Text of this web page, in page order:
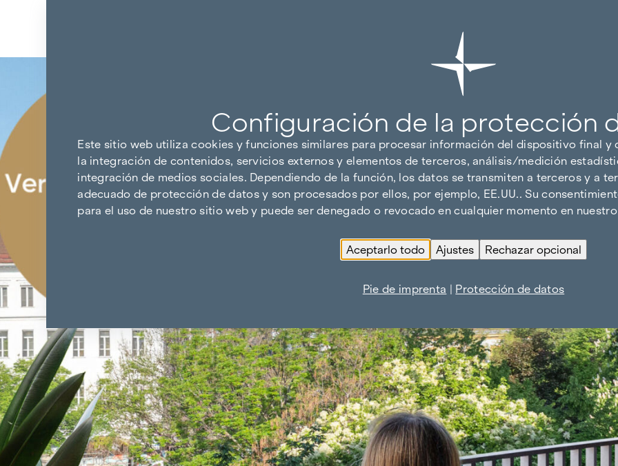
Volver a los resultados
Configuración de la protección
Este sitio web utiliza cookies y funciones similares para procesar información del dispositivo final y
la integración de contenidos, servicios externos y elementos de terceros, análisis/medición
integración de medios sociales. Dependiendo de la función, los datos se transmiten a terceros y a
adecuado de protección de datos y son procesados por ellos, por ejemplo, EE.UU.. Su
para el uso de nuestro sitio web y puede ser denegado o revocado en cualquier momento en
Aceptarlo todo Ajustes Rechazar opcional
Pie de imprenta | Protección de datos